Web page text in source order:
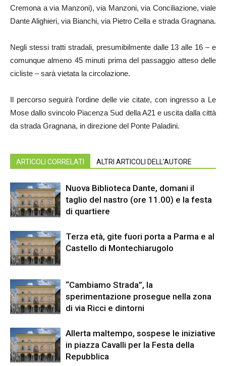
Cremona a via Manzoni), via Manzoni, via Conciliazione, viale
Dante Alighieri, via Bianchi, via Pietro Cella e strada Gragnana.
Negli stessi tratti stradali, presumibilmente dalle 13 alle 16 – e
comunque almeno 45 minuti prima del passaggio atteso delle
cicliste – sarà vietata la circolazione.
Il percorso seguirà l’ordine delle vie citate, con ingresso a Le
Mose dallo svincolo Piacenza Sud della A21 e uscita dalla città
da strada Gragnana, in direzione del Ponte Paladini.
ARTICOLI CORRELATI ALTRI ARTICOLI DELL'AUTORE
Nuova Biblioteca Dante, domani il
taglio del nastro (ore 11.00) e la festa
di quartiere
Terza età, gite fuori porta a Parma e al
Castello di Montechiarugolo
“Cambiamo Strada”, la
sperimentazione prosegue nella zona
di via Ricci e dintorni
Allerta maltempo, sospese le iniziative
in piazza Cavalli per la Festa della
Repubblica